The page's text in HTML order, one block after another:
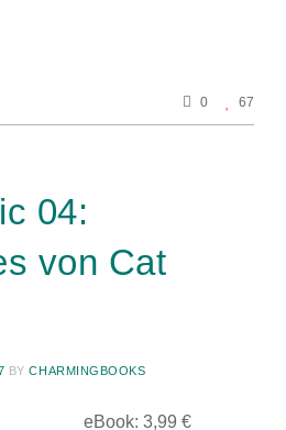
0 67
04:
von Cat
BYCHARMINGBOOKS
eBook: 3,99 €